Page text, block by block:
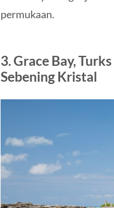
permukaan.
3. Grace Bay,
Sebening Kristal